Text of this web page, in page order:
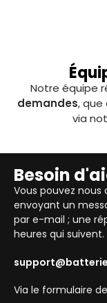
Notre équipe
demandes, que
via
Besoin
Vous pouvez
envoyant un
par e-mail ; une
heures qui suivent.
Via le formulaire